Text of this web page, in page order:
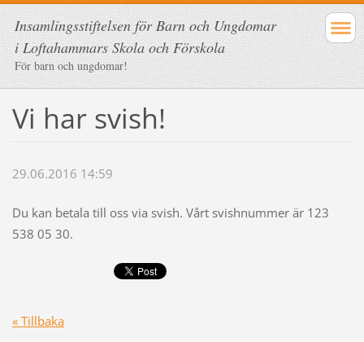
Insamlingsstiftelsen för Barn och Ungdomar
i Loftahammars Skola och Förskola
För barn och ungdomar!
Vi har svish!
29.06.2016 14:59
Du kan betala till oss via svish. Vårt svishnummer är 123
538 05 30.
« Tillbaka